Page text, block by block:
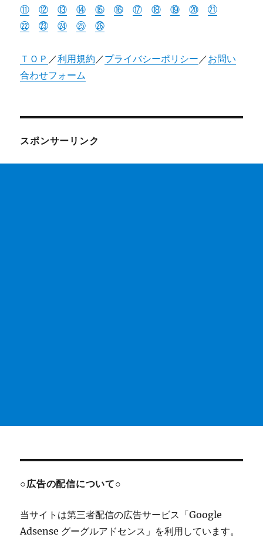
⑪
⑫ ⑬ ⑭ ⑮ ⑯ ⑰ ⑱ ⑲ ⑳
㉑
㉒
㉓ ㉔ ㉕ ㉖
ＴＯＰ ／利用規約 ／プライバシーポリシー ／お問い
合わせフォーム
スポンサーリンク
○広告の配信について○
当サイトは第三者配信の広告サービス「Google
Adsense グーグルアドセンス」を利用しています。